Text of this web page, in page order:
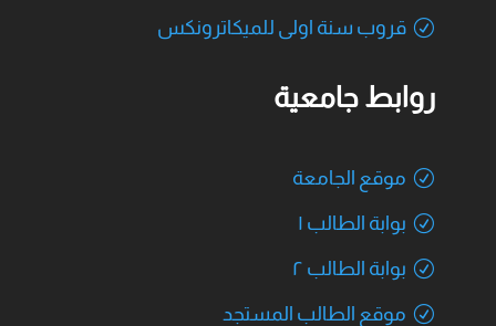
قروب سنة اولى للميكاترونكس
موقع الجامعة
بوابة الطالب ١
بوابة الطالب ٢
موقع الطالب المستجد